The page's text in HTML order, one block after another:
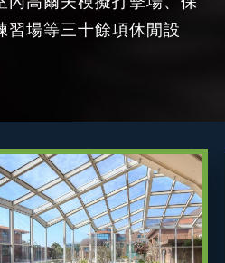
習場等三十餘項休閒設